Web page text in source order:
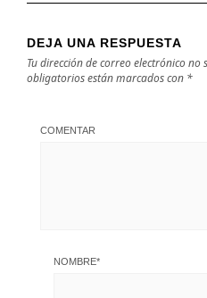
DEJA UNA RESPUESTA
Tu dirección de correo electrónico no
obligatorios están marcados con *
COMENTAR
NOMBRE*